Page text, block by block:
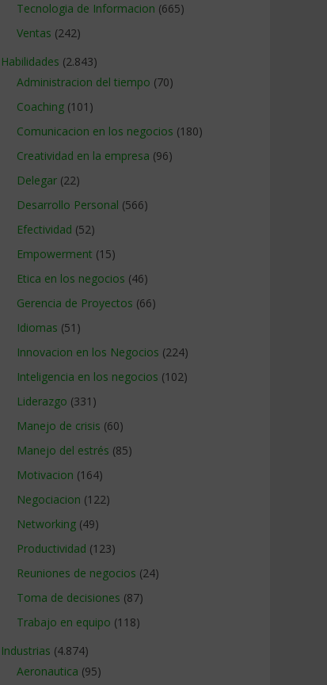
Tecnologia de Informacion (665)
Ventas (242)
Habilidades (2.843)
Administracion del tiempo (70)
Coaching (101)
Comunicacion en los negocios (180)
Creatividad en la empresa (96)
Delegar (22)
Desarrollo Personal (566)
Efectividad (52)
Empowerment (15)
Etica en los negocios (46)
Gerencia de Proyectos (66)
Idiomas (51)
Innovacion en los Negocios (224)
Inteligencia en los negocios (102)
Liderazgo (331)
Manejo de crisis (60)
Manejo del estrés (85)
Motivacion (164)
Negociacion (122)
Networking (49)
Productividad (123)
Reuniones de negocios (24)
Toma de decisiones (87)
Trabajo en equipo (118)
Industrias (4.874)
Aeronautica (95)